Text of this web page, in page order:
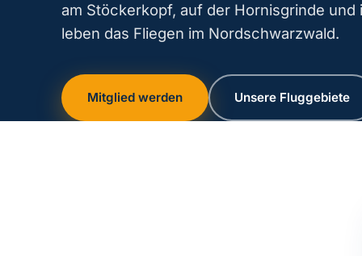
am Stöckerkopf, auf der Hornisgrinde und
leben das Fliegen im Nordschwarzwald.
Mitglied werden Unsere Fluggebiete